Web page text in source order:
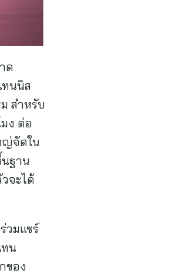
ด
ทนนิส
สำหรับ
ง ต่อ
ญ่จัดใน
ฐาน
จะได้
วมแชร์
น
ของ